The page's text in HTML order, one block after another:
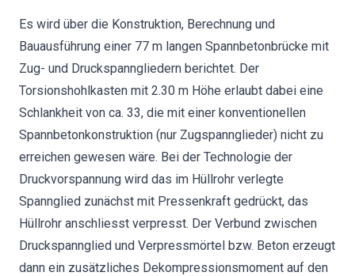
Es wird über die Konstruktion, Berechnung und
Bauausführung einer 77 m langen Spannbetonbrücke mit
Zug- und Druckspanngliedern berichtet. Der
Torsionshohlkasten mit 2.30 m Höhe erlaubt dabei eine
Schlankheit von ca. 33, die mit einer konventionellen
Spannbetonkonstruktion (nur Zugspannglieder) nicht zu
erreichen gewesen wäre. Bei der Technologie der
Druckvorspannung wird das im Hüllrohr verlegte
Spannglied zunächst mit Pressenkraft gedrückt, das
Hüllrohr anschliesst verpresst. Der Verbund zwischen
Druckspannglied und Verpressmörtel bzw. Beton erzeugt
dann ein zusätzliches Dekompressionsmoment auf den